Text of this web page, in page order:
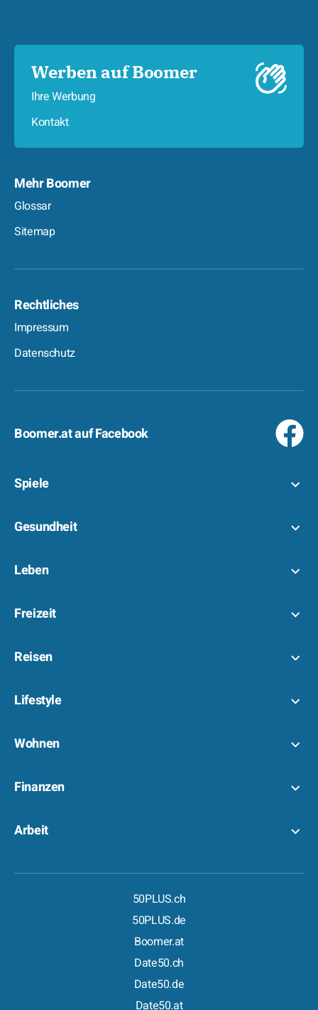
Werben auf Boomer
Ihre Werbung
Kontakt
Mehr Boomer
Glossar
Sitemap
Rechtliches
Impressum
Datenschutz
Boomer.at auf Facebook
Spiele
Gesundheit
Leben
Freizeit
Reisen
Lifestyle
Wohnen
Finanzen
Arbeit
50PLUS.ch
50PLUS.de
Boomer.at
Date50.ch
Date50.de
Date50.at